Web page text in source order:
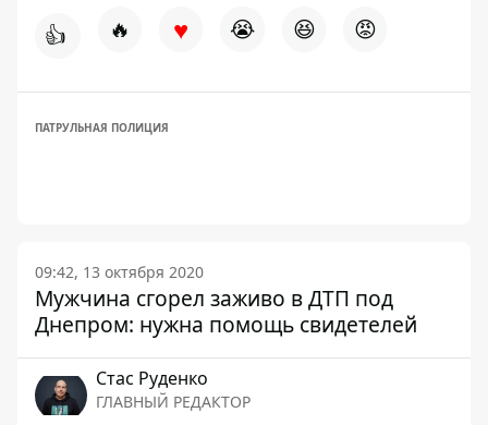
👍 🔥 ♥ 😭 😆 😡
ПАТРУЛЬНАЯ ПОЛИЦИЯ
09:42, 13 октября 2020
Мужчина сгорел заживо в ДТП под
Днепром: нужна помощь свидетелей
Стаc Руденко
ГЛАВНЫЙ РЕДАКТОР